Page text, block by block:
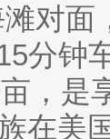
对面
分钟
，是
在美